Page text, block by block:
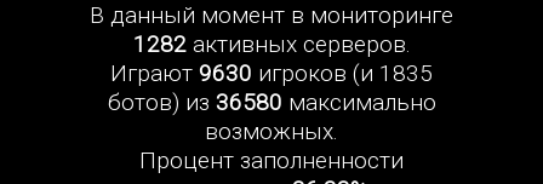
В данный момент в мониторинге
1282активных серверов.
Играют 9630 игроков (и 1835
ботов) из 36580 максимально
возможных.
Процент заполненности